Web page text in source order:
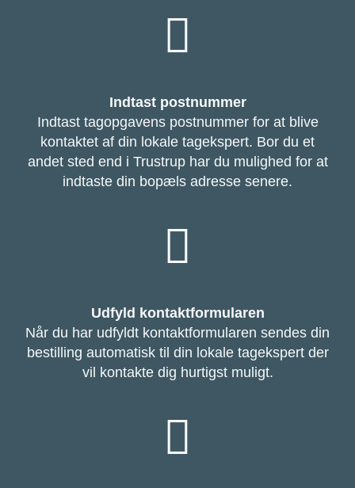
Indtast postnummer
Indtast tagopgavens postnummer for at blive
kontaktet af din lokale tagekspert. Bor du et
andet sted end i Trustrup har du mulighed for at
indtaste din bopæls adresse senere.
Udfyld kontaktformularen
Når du har udfyldt kontaktformularen sendes din
bestilling automatisk til din lokale tagekspert der
vil kontakte dig hurtigst muligt.